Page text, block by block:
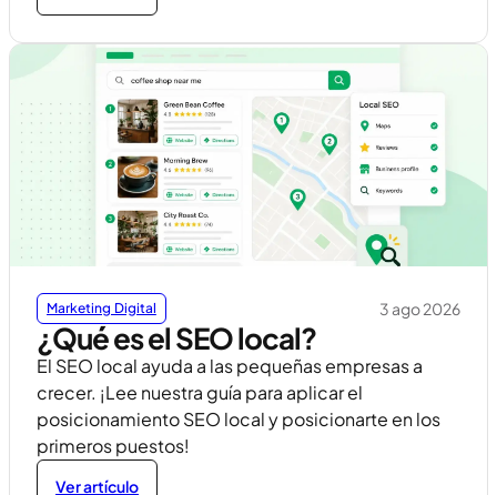
Marketing Digital 3 ago 2026
¿Qué es el SEO local?
El SEO local ayuda a las pequeñas empresas a
crecer. ¡Lee nuestra guía para aplicar el
posicionamiento SEO local y posicionarte en los
primeros puestos!
Ver artículo